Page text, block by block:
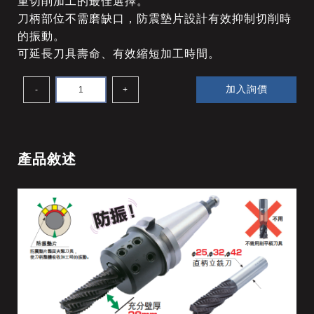
刀柄部位不需磨缺口，防震墊片設計有效抑制切削時
的振動。
可延長刀具壽命、有效縮短加工時間。
- + 加入詢價
產品敘述